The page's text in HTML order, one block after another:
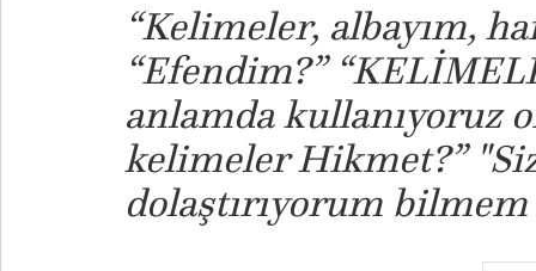
“Kelimeler, albayım,
“Efendim?”
anlamda kullanıyoruz
kelimeler Hikmet?”
dolaştırıyorum